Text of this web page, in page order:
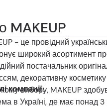
MAKEUP
- це провідний
широкий асортимент
постачальник
декоративну
вибору, MAKEUP
в Україні, де має понад
компанії: